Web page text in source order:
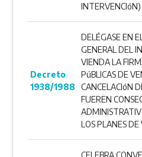
INTERVENCIóN)
Decreto
1938/1988
DELÉGASE EN
GENERAL DEL
VIENDA LA
PúBLICAS DE
CANCELACIóN
FUEREN
LOS PLANES DE